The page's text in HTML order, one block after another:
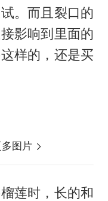
。而且裂口的
影响到里面的
样的，还是买
图片
莲时，长的和